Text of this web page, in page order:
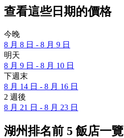
查看這些日期的價格
今晚
8 月 8 日 - 8 月 9 日
明天
8 月 9 日 - 8 月 10 日
下週末
8 月 14 日 - 8 月 16 日
2 週後
8 月 21 日 - 8 月 23 日
湖州排名前 5 飯店一覽